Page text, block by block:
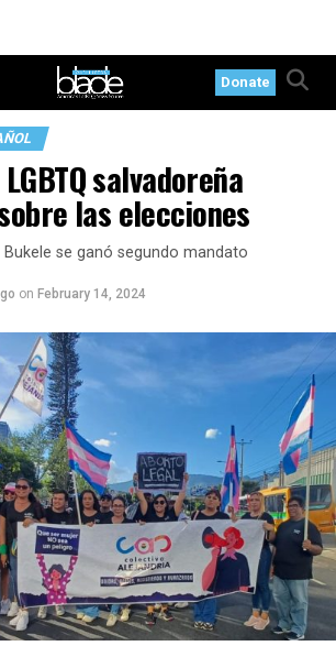
Donate
salvadoreña
las elecciones
Bukele se ganó segundo mandato
on February 14, 2024